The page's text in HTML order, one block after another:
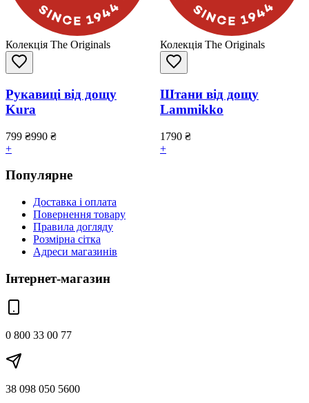
Колекція The Originals
Рукавиці від дощу
Kura
799 ₴990 ₴
+
Колекція The Originals
Штани від дощу
Lammikko
1790 ₴
+
Популярне
Доставка і оплата
Повернення товару
Правила догляду
Розмірна сітка
Адреси магазинів
Інтернет-магазин
0 800 33 00 77
38 098 050 5600